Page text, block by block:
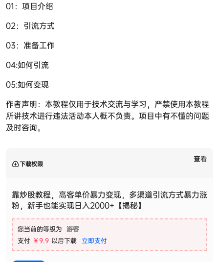
01：项目介绍
02：引流方式
03：准备工作
04:如何引流
05:如何变现
作者声明：本教程仅用于技术交流与学习，严禁使用本教程
所讲技术进行违法活动本人概不负责。项目中有不懂的问题
及时咨询。
下载权限
查看
靠炒股教程，高客单价暴力变现，多渠道引流方式暴力涨
粉，新手也能实现日入2000+【揭秘】
您当前的等级为 游客
支付 ￥9.9 以后下载 立即支付